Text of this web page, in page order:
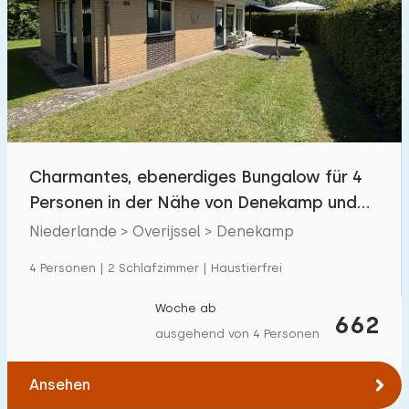
Schwimmbad 0
Eingezäunter Garten 0
Haustierfrei 2
Fahrradschuppen 2
Budget
€ 0 — € 1000+
Mindestanzahl
Charmantes, ebenerdiges Bungalow für 4
Personen in der Nähe von Denekamp und
Nordhorn
Niederlande > Overijssel > Denekamp
4 Personen | 2 Schlafzimmer | Haustierfrei
662
Woche ab
ausgehend von 4 Personen
Ansehen